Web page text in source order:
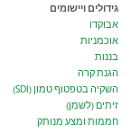
גידולים ויישומים
אבוקדו
אוכמניות
בננות
הגנת קרה
השקיה בטפטוף טמון (SDI)
זיתים (לשמן)
חממות ומצע מנותק